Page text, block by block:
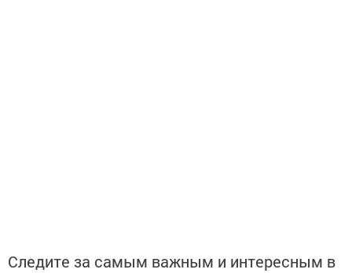
Следите за самым важным и интересным в